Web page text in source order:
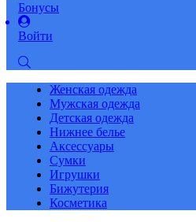
Бонусы
Войти
Женская одежда
Мужская одежда
Детская одежда
Нижнее белье
Аксессуары
Сумки
Игрушки
Бижутерия
Косметика